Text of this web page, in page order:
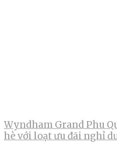
Wyndham Grand Phu
hè với loạt ưu đãi nghỉ